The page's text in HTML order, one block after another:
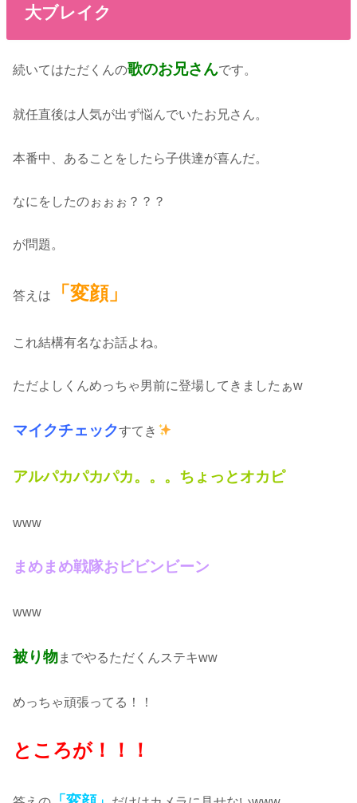
大ブレイク
続いてはただくんの歌のお兄さんです。
就任直後は人気が出ず悩んでいたお兄さん。
本番中、あることをしたら子供達が喜んだ。
なにをしたのぉぉぉ？？？
が問題。
答えは 「変顔」
これ結構有名なお話よね。
ただよしくんめっちゃ男前に登場してきましたぁw
マイクチェックすてき
アルパカパカパカ。。。ちょっとオカピ
www
まめまめ戦隊おビビンビーン
www
被り物までやるただくんステキww
めっちゃ頑張ってる！！
ところが！！！